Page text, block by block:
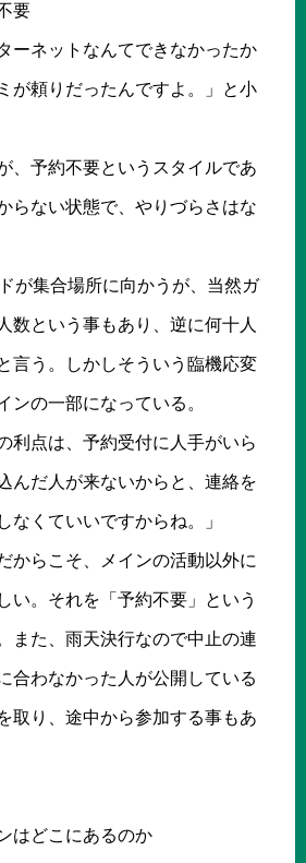
要
ーネットなんてできなかったか
が頼りだったんですよ。」と小
、予約不要というスタイルであ
らない状態で、やりづらさはな
が集合場所に向かうが、当然ガ
数という事もあり、逆に何十人
言う。しかしそういう臨機応変
ンの一部になっている。
利点は、予約受付に人手がいら
んだ人が来ないからと、連絡を
なくていいですからね。」
からこそ、メインの活動以外に
い。それを「予約不要」という
また、雨天決行なので中止の連
合わなかった人が公開している
取り、途中から参加する事もあ
はどこにあるのか